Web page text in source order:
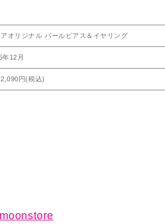
アオリジナル パールピアス＆イヤリング
年12月
円(税込)